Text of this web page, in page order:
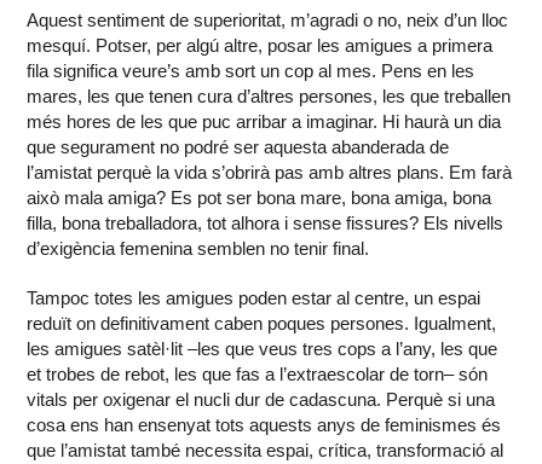
Aquest sentiment de superioritat, m’agradi o no, neix d’un lloc
mesquí. Potser, per algú altre, posar les amigues a primera
fila significa veure’s amb sort un cop al mes. Pens en les
mares, les que tenen cura d’altres persones, les que treballen
més hores de les que puc arribar a imaginar. Hi haurà un dia
que segurament no podré ser aquesta abanderada de
l’amistat perquè la vida s’obrirà pas amb altres plans. Em farà
això mala amiga? Es pot ser bona mare, bona amiga, bona
filla, bona treballadora, tot alhora i sense fissures? Els nivells
d’exigència femenina semblen no tenir final.
Tampoc totes les amigues poden estar al centre, un espai
reduït on definitivament caben poques persones. Igualment,
les amigues satèl·lit –les que veus tres cops a l’any, les que
et trobes de rebot, les que fas a l’extraescolar de torn– són
vitals per oxigenar el nucli dur de cadascuna. Perquè si una
cosa ens han ensenyat tots aquests anys de feminismes és
que l’amistat també necessita espai, crítica, transformació al